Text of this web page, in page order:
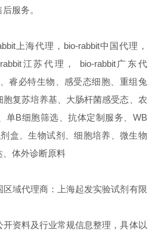
服务。
上海代理，bio-rabbit中国代理，
江苏代理， bio-rabbit广东代
睿必特生物、感受态细胞、重组兔
复苏培养基、大肠杆菌感受态、农
单B细胞筛选、抗体定制服务、WB
盒、生物试剂、细胞培养、微生物
、体外诊断原料
域代理商：上海起发实验试剂有限
开资料及行业常规信息整理，具体以